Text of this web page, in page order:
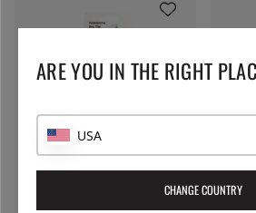
TWIXIT
Paasclips voor koffiezakken,
€ 34
ARE YOU IN THE RIGHT
USA
CHANGE COUNTRY